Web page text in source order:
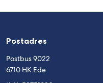
Postadres
Postbus 9022
6710 HK Ede